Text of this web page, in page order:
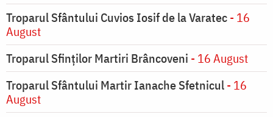
Troparul Sfântului Cuvios Iosif de la Varatec- 16
August
Troparul Sfinților Martiri Brâncoveni - 16 August
Troparul Sfântului Martir Ianache Sfetnicul- 16
August